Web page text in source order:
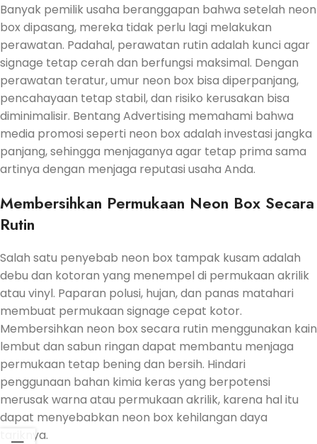
Banyak pemilik usaha beranggapan bahwa setelah neon
box dipasang, mereka tidak perlu lagi melakukan
perawatan. Padahal, perawatan rutin adalah kunci agar
signage tetap cerah dan berfungsi maksimal. Dengan
perawatan teratur, umur neon box bisa diperpanjang,
pencahayaan tetap stabil, dan risiko kerusakan bisa
diminimalisir. Bentang Advertising memahami bahwa
media promosi seperti neon box adalah investasi jangka
panjang, sehingga menjaganya agar tetap prima sama
artinya dengan menjaga reputasi usaha Anda.
Membersihkan Permukaan Neon Box Secara
Rutin
Salah satu penyebab neon box tampak kusam adalah
debu dan kotoran yang menempel di permukaan akrilik
atau vinyl. Paparan polusi, hujan, dan panas matahari
membuat permukaan signage cepat kotor.
Membersihkan neon box secara rutin menggunakan kain
lembut dan sabun ringan dapat membantu menjaga
permukaan tetap bening dan bersih. Hindari
penggunaan bahan kimia keras yang berpotensi
merusak warna atau permukaan akrilik, karena hal itu
dapat menyebabkan neon box kehilangan daya
tariknya.